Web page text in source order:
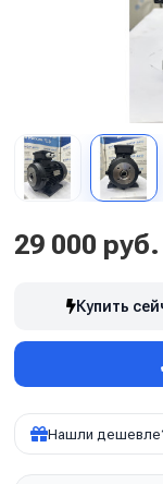
29 000 руб.
Купить
Нашли